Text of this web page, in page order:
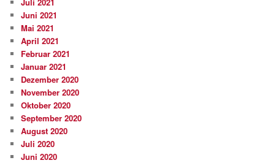
Juli 2021
Juni 2021
Mai 2021
April 2021
Februar 2021
Januar 2021
Dezember 2020
November 2020
Oktober 2020
September 2020
August 2020
Juli 2020
Juni 2020